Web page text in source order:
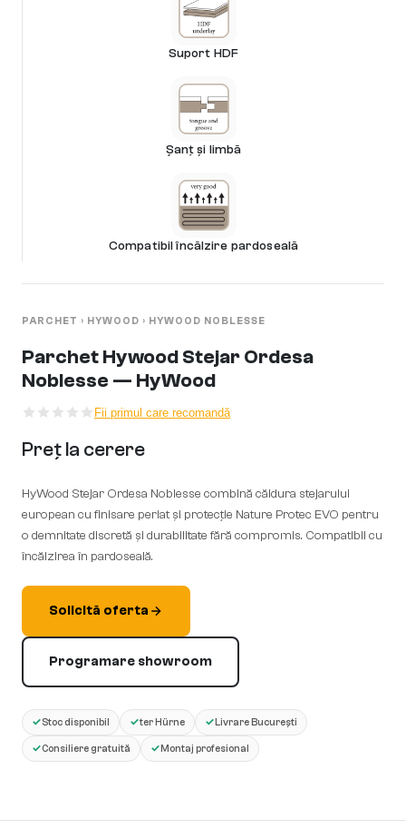
Suport HDF
Șanț și limbă
Compatibil încălzire pardoseală
PARCHET › HYWOOD › HYWOOD NOBLESSE
Parchet Hywood Stejar Ordesa
Noblesse — HyWood
Fii primul care recomandă
Preț la cerere
HyWood Stejar Ordesa Noblesse combină căldura stejarului
european cu finisare periat și protecție Nature Protec EVO pentru
o demnitate discretă și durabilitate fără compromis. Compatibil cu
încălzirea în pardoseală.
Solicită oferta
Programare showroom
✓Stoc disponibil ✓ter Hürne ✓ Livrare București
✓Consiliere gratuită ✓ Montaj profesional